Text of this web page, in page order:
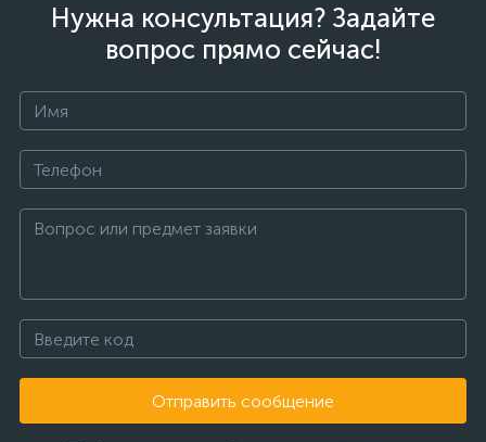
Нужна консультация? Задайте
вопрос прямо сейчас!
Отправить сообщение